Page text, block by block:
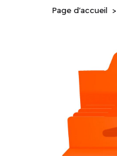
Page d'accueil